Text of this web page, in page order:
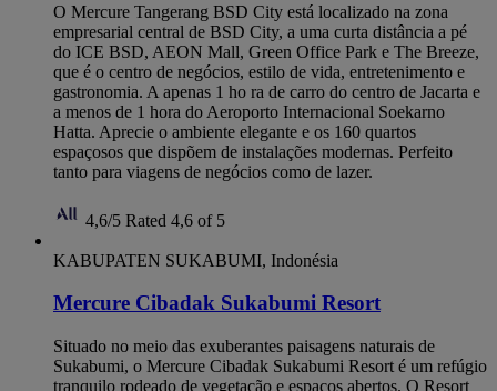
O Mercure Tangerang BSD City está localizado na zona
empresarial central de BSD City, a uma curta distância a pé
do ICE BSD, AEON Mall, Green Office Park e The Breeze,
que é o centro de negócios, estilo de vida, entretenimento e
gastronomia. A apenas 1 ho ra de carro do centro de Jacarta e
a menos de 1 hora do Aeroporto Internacional Soekarno
Hatta. Aprecie o ambiente elegante e os 160 quartos
espaçosos que dispõem de instalações modernas. Perfeito
tanto para viagens de negócios como de lazer.
4,6/5 Rated 4,6 of 5
KABUPATEN SUKABUMI, Indonésia
Mercure Cibadak Sukabumi Resort
Situado no meio das exuberantes paisagens naturais de
Sukabumi, o Mercure Cibadak Sukabumi Resort é um refúgio
tranquilo rodeado de vegetação e espaços abertos. O Resort